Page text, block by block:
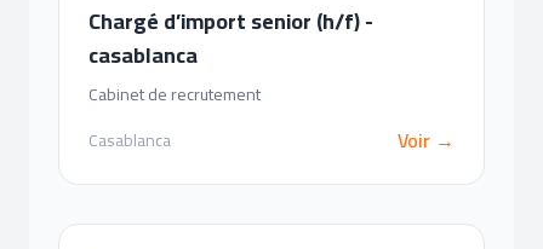
Chargé d’import senior (h/f) -
casablanca
Cabinet de recrutement
Casablanca
Voir →